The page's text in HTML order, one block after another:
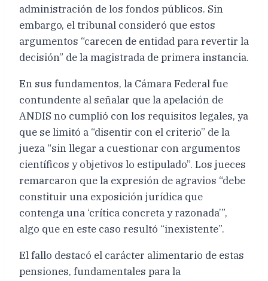
administración de los fondos públicos. Sin
embargo, el tribunal consideró que estos
argumentos “carecen de entidad para revertir la
decisión” de la magistrada de primera instancia.
En sus fundamentos, la Cámara Federal fue
contundente al señalar que la apelación de
ANDIS no cumplió con los requisitos legales, ya
que se limitó a “disentir con el criterio” de la
jueza “sin llegar a cuestionar con argumentos
científicos y objetivos lo estipulado”. Los jueces
remarcaron que la expresión de agravios “debe
constituir una exposición jurídica que
contenga una ‘crítica concreta y razonada’”,
algo que en este caso resultó “inexistente”.
El fallo destacó el carácter alimentario de estas
pensiones, fundamentales para la